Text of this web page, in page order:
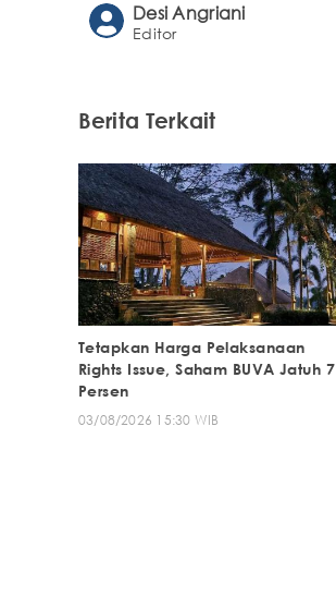
Desi Angriani
Editor
Berita Terkait
Tetapkan Harga Pelaksanaan
Rights Issue, Saham BUVA Jatuh 7
Persen
03/08/2026 15:30 WIB